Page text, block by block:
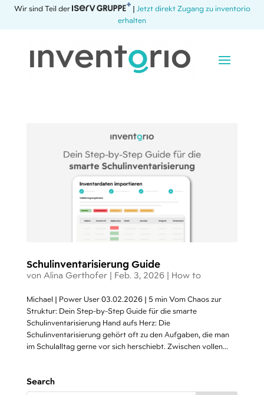
Wir sind Teil der | Jetzt direkt Zugang zu inventorio
erhalten
Schulinventarisierung Guide
von Alina Gerthofer| Feb. 3, 2026| How to
Michael | Power User 03.02.2026 | 5 min Vom Chaos zur
Struktur: Dein Step-by-Step Guide für die smarte
Schulinventarisierung Hand aufs Herz: Die
Schulinventarisierung gehört oft zu den Aufgaben, die man
im Schulalltag gerne vor sich herschiebt. Zwischen vollen...
Search